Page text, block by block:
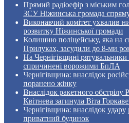
Прямий радіоефір з міським
ЗСУ Ніжинська громада
Виконавчий комітет ухвалив
розвитку Ніжинської громади
Колишню поліцейську, яка на
Прилуках, засудили до 8-ми
На Чернігівщині рятувальники
спричинені ворожими БпЛА
Чернігівщина: внаслідок
поранено жінку
Внаслідок ракетного обстрілу
Квітнева загинула Віта
Чернігівщина: внаслідок удару
приватний будинок